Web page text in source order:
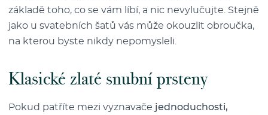
základě toho, co se vám líbí, a nic nevylučujte. Stejně
jako u svatebních šatů vás může okouzlit obroučka,
na kterou byste nikdy nepomysleli.
Klasické zlaté snubní prsteny
Pokud patříte mezi vyznavače jednoduchosti,